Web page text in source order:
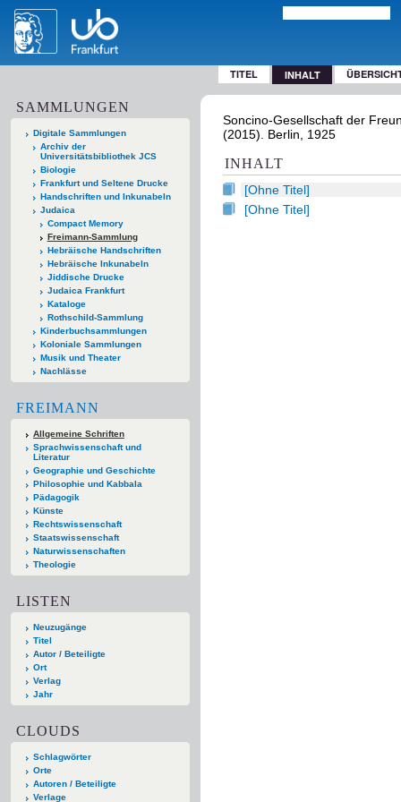
TITEL INHALT
SAMMLUNGEN
Digitale Sammlungen
Archiv der
Universitätsbibliothek JCS
Biologie
Frankfurt und Seltene Drucke
Handschriften und Inkunabeln
Judaica
Compact Memory
Freimann-Sammlung
Hebräische Handschriften
Hebräische Inkunabeln
Jiddische Drucke
Judaica Frankfurt
Kataloge
Rothschild-Sammlung
Kinderbuchsammlungen
Koloniale Sammlungen
Musik und Theater
Nachlässe
FREIMANN
Allgemeine Schriften
Sprachwissenschaft und
Literatur
Geographie und Geschichte
Philosophie und Kabbala
Pädagogik
Künste
Rechtswissenschaft
Staatswissenschaft
Naturwissenschaften
Theologie
LISTEN
Neuzugänge
Titel
Autor / Beteiligte
Ort
Verlag
Jahr
CLOUDS
Schlagwörter
Orte
Autoren / Beteiligte
Verlage
Soncino-Gesellschaft der
(2015). Berlin, 1925
INHALT
[Ohne Titel]
[Ohne Titel]